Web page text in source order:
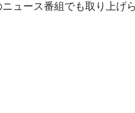
ュース番組でも取り上げ